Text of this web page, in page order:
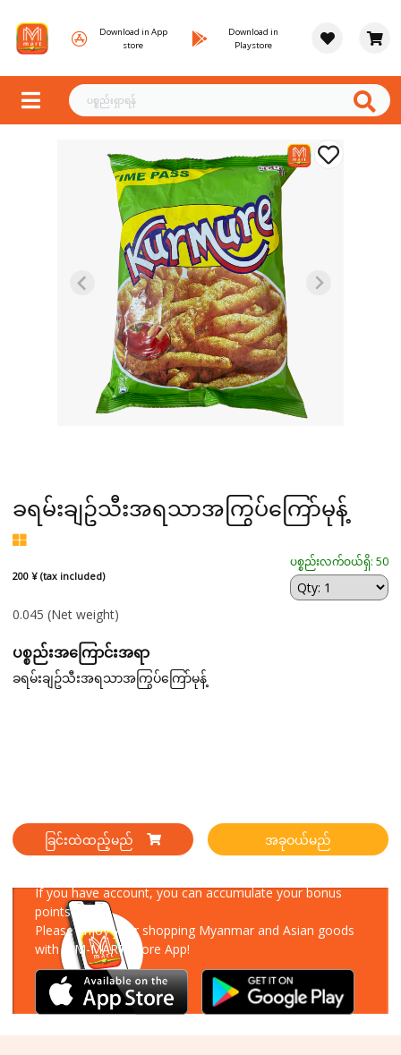
Download in App
store
Download in
Playstore
ခရမ်းချဥ်သီးအရသာအကြွပ်ကြော်မုန့်
200 ¥ (tax included)
ပစ္စည်းလက်ဝယ်ရှိ: 50
0.045 (Net weight)
ပစ္စည်းအကြောင်းအရာ
ခရမ်းချဥ်သီးအရသာအကြွပ်ကြော်မုန့်
ခြင်းထဲထည့်မည် အခုဝယ်မည်
If you have account, you can accumulate your bonus
points!
Please enjoy your shopping Myanmar and Asian goods
with MM-MART Store App!